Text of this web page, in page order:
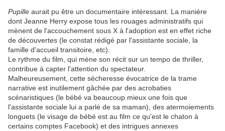
Pupille aurait pu être un documentaire intéressant. La manière
dont Jeanne Herry expose tous les rouages administratifs qui
mènent de l'accouchement sous X à l'adoption est en effet riche
de découvertes (le constat rédigé par l'assistante sociale, la
famille d'accueil transitoire, etc).
Le rythme du film, qui mène son récit sur un tempo de thriller,
contribue à capter l'attention du spectateur.
Malheureusement, cette sécheresse évocatrice de la trame
narrative est inutilement gâchée par des acrobaties
scénaristiques (le bébé va beaucoup mieux une fois que
l'assistante sociale lui a parlé de sa maman), des atermoiements
longuets (le visage de bébé est au film ce qu'est le chaton à
certains comptes Facebook) et des intrigues annexes